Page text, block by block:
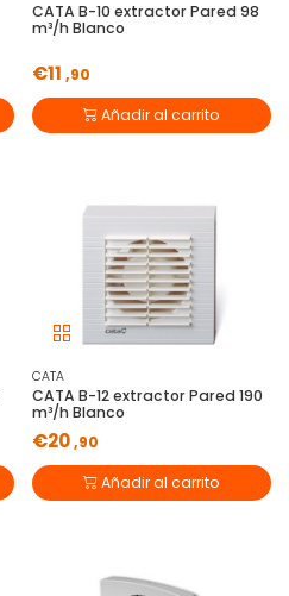
CATA B-10 extractor Pared 98
m³/h Blanco
€11 ,90
Añadir al carrito
CATA
CATA B-12 extractor Pared 190
m³/h Blanco
€20,90
Añadir al carrito